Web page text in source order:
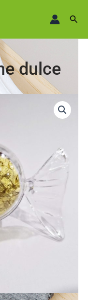
dulce